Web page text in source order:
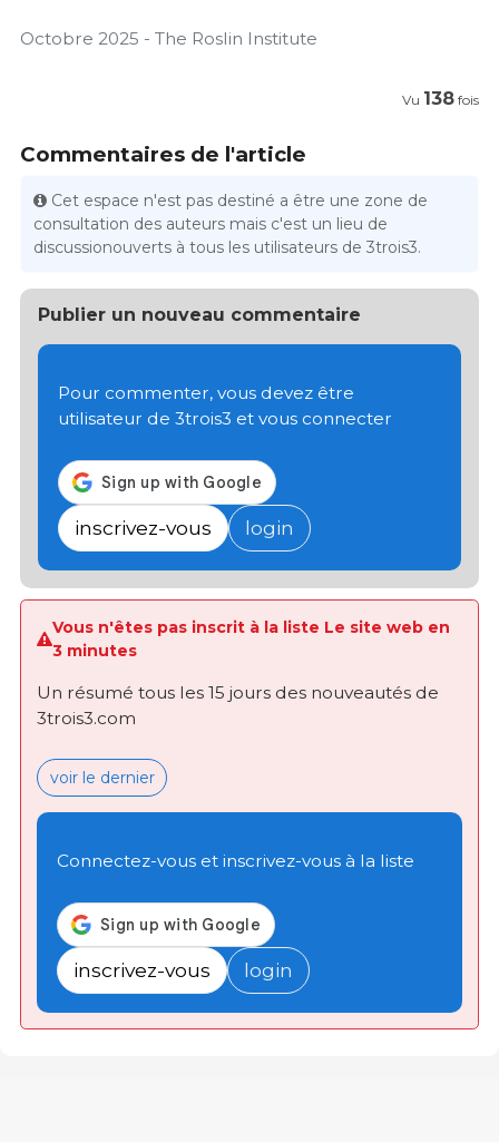
Octobre 2025 - The Roslin Institute
Vu 138 fois
Commentaires de l'article
Cet espace n'est pas destiné a être une zone de
consultation des auteurs mais c'est un lieu de
discussionouverts à tous les utilisateurs de 3trois3.
Publier un nouveau commentaire
Pour commenter, vous devez être
utilisateur de 3trois3 et vous connecter
inscrivez-vous login
Vous n'êtes pas inscrit à la liste Le site web en
3 minutes
Un résumé tous les 15 jours des nouveautés de
3trois3.com
voir le dernier
Connectez-vous et inscrivez-vous à la liste
inscrivez-vous login